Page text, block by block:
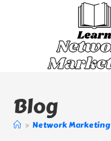
Blog
> Network Marketing